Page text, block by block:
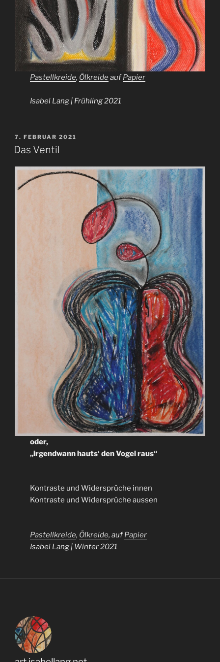
Pastellkreide, ÖlkreideaufPapier
Isabel Lang | Frühling 2021
VERÖFFENTLICHT
AM
7. FEBRUAR 2021
Das Ventil
oder,
„irgendwann hauts‘ den Vogel raus“
Kontraste und Widersprüche innen
Kontraste und Widersprüche aussen
Pastellkreide, Ölkreide, aufPapier
Isabel Lang | Winter 2021